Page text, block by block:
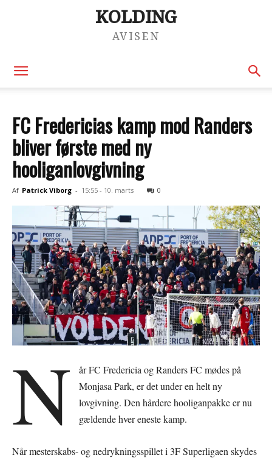
KOLDING
AVISEN
FC Fredericias kamp mod Randers
bliver første med ny
hooliganlovgivning
Af Patrick Viborg - 15:55 - 10. marts 0
N
år FC Fredericia og Randers FC mødes på
Monjasa Park, er det under en helt ny
lovgivning. Den hårdere hooliganpakke er nu
gældende hver eneste kamp.
Når mesterskabs- og nedrykningsspillet i 3F Superligaen skydes